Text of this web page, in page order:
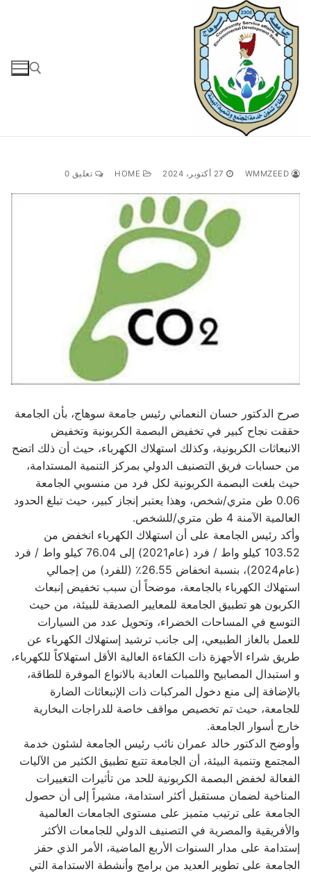
التجاوز
إلى
المحتوى
27 أكتوبر، 2024 تعليق 0
صرح الدكتور حسان النعماني رئيس جامعة سوهاج، بأن الجامعة
حققت نجاح كبير في تخفيض البصمة الكربونية وتخفيض
الانبعاثات الكربونية، وكذلك استهلاك الكهرباء، حيث أن ذلك اتضح
من حسابات فريق التصنيف الدولي بمركز التنمية المستدامة،
حيث بلغت البصمة الكربونية لكل فرد من منسوبي الجامعة
0.06 طن متري/شخص، وهذا يعتبر إنجاز كبير، حيث تبلغ الحدود
العالمية الآمنة 4 طن متري/للشخص.
وأكد رئيس الجامعة على أن استهلاك الكهرباء انخفض من
103.52 كيلو واط / فرد (عام2021) إلى 76.04 كيلو واط / فرد
(عام2024)، بنسبة انخفاض 26.55٪ (للفرد) من إجمالي
استهلاك الكهرباء بالجامعة، موضحاً أن سبب تخفيض إنبعاث
الكربون هو تطبيق الجامعة للمعايير الصديقة للبيئة، من حيث
التوسع في المساحات الخضراء، وتحويل عدد من السيارات
للعمل بالغاز الطبيعي، إلى جانب ترشيد إستهلاك الكهرباء عن
طريق شراء الأجهزة ذات الكفاءة العالية الأقل استهلاكاً للكهرباء،
و استبدال المصابيح واللمبات العادية بالانواع الموفرة للطاقة،
بالإضافة إلى منع دخول المركبات ذات الإنبعاثات الضارة
للجامعة، حيث تم تخصيص مواقف خاصة للدراجات البخارية
خارج أسوار الجامعة.
وأوضح الدكتور خالد عمران نائب رئيس الجامعة لشئون خدمة
المجتمع وتنمية البيئة، أن الجامعة تتبع تطبيق الكثير من الآليات
الفعالة لخفض البصمة الكربونية للحد من تأثيرات التغييرات
المناخية لضمان مستقبل أكثر استدامة، مشيراً إلى أن حصول
الجامعة على ترتيب متميز على مستوى الجامعات العالمية
والأفريقية والمصرية في التصنيف الدولي للجامعات الأكثر
إستدامة على مدار السنوات الأربع الماضية، الأمر الذي حفز
الجامعة على تطوير العديد من برامج وأنشطة الاستدامة التي